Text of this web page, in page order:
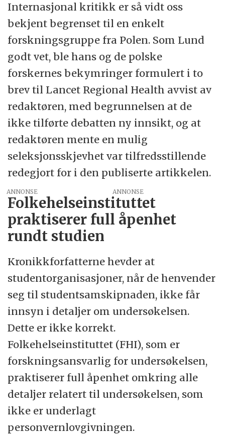
Internasjonal kritikk er så vidt oss
bekjent begrenset til en enkelt
forskningsgruppe fra Polen. Som Lund
godt vet, ble hans og de polske
forskernes bekymringer formulert i to
brev til Lancet Regional Health avvist av
redaktøren, med begrunnelsen at de
ikke tilførte debatten ny innsikt, og at
redaktøren mente en mulig
seleksjonsskjevhet var tilfredsstillende
redegjort for i den publiserte artikkelen.
ANNONSE
Folkehelseinstituttet
praktiserer full åpenhet
rundt studien
Kronikkforfatterne hevder at
studentorganisasjoner, når de henvender
seg til studentsamskipnaden, ikke får
innsyn i detaljer om undersøkelsen.
Dette er ikke korrekt.
Folkehelseinstituttet (FHI), som er
forskningsansvarlig for undersøkelsen,
praktiserer full åpenhet omkring alle
detaljer relatert til undersøkelsen, som
ikke er underlagt
personvernlovgivningen.